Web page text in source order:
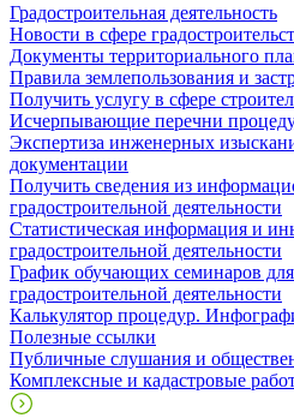
Градостроительная деятельность
Новости в сфере
Документы территориального
Правила землепользования и
Получить услугу в сфере
Исчерпывающие перечни
Экспертиза инженерных
документации
Получить сведения из
градостроительной деятельности
Статистическая информация и
градостроительной деятельности
График обучающих семинаров для
градостроительной деятельности
Калькулятор процедур.
Полезные ссылки
Публичные слушания и
Комплексные и кадастровые